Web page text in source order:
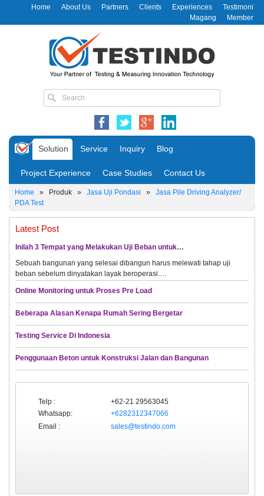
Home About Us Partners Clients Experiences
Testimoni
Magang
Member
Solution Service Inquiry Blog
Project Experience Case Studies Contact Us
Home » Produk » Jasa Uji Pondasi » Jasa Pile Driving Analyzer/
PDA Test
Latest Post
Inilah 3 Tempat yang Melakukan Uji Beban untuk…
Sebuah bangunan yang selesai dibangun harus melewati tahap uji
beban sebelum dinyatakan layak beroperasi.…
Online Monitoring untuk Proses Pre Load
Beberapa Alasan Kenapa Rumah Sering Bergetar
Testing Service Di Indonesia
Penggunaan Beton untuk Konstruksi Jalan dan Bangunan
Telp :
+62-21 29563045
Whatsapp:
+6282312347066
Email :
sales@testindo.com